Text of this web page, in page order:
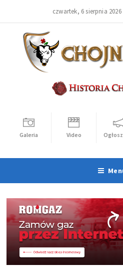
czwartek, 6 sierpnia
Galeria Video